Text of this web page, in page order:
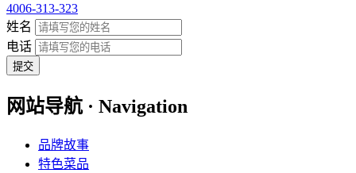
4006-313-323
姓名
电话
提交
网站导航 · Navigation
品牌故事
特色菜品